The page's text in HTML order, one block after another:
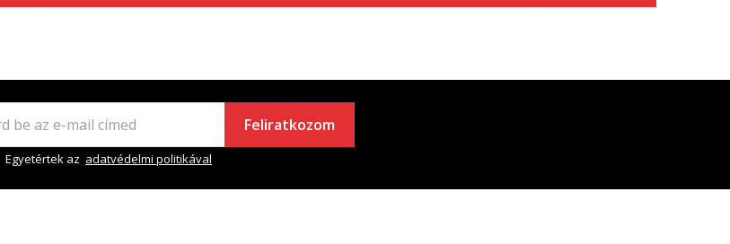
Feliratkozom
Egyetértek az adatvédelmi politikával